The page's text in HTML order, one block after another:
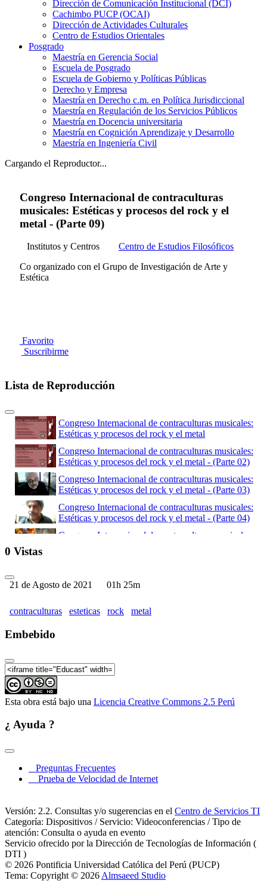
Dirección de Comunicación Institucional (DCI)
Cachimbo PUCP (OCAI)
Dirección de Actividades Culturales
Centro de Estudios Orientales
Posgrado
Maestría en Gerencia Social
Escuela de Posgrado
Escuela de Gobierno y Políticas Públicas
Derecho y Empresa
Maestría en Derecho c.m. en Política Jurisdiccional
Maestría en Regulación de los Servicios Públicos
Maestría en Docencia universitaria
Maestría en Cognición Aprendizaje y Desarrollo
Maestría en Ingeniería Civil
Cargando el Reproductor...
Congreso Internacional de contraculturas
musicales: Estéticas y procesos del rock y el
metal - (Parte 09)
Institutos y Centros
Centro de Estudios Filosóficos
Co organizado con el Grupo de Investigación de Arte y
Estética
Favorito
Suscribirme
Lista de Reproducción
Congreso Internacional de contraculturas musicales:
Estéticas y procesos del rock y el metal
Congreso Internacional de contraculturas musicales:
Estéticas y procesos del rock y el metal - (Parte 02)
Congreso Internacional de contraculturas musicales:
Estéticas y procesos del rock y el metal - (Parte 03)
Congreso Internacional de contraculturas musicales:
Estéticas y procesos del rock y el metal - (Parte 04)
Congreso Internacional de contraculturas musicales:
Congreso Internacional de contraculturas musicales:
Congreso Internacional de contraculturas musicales:
0 Vistas
21 de Agosto de 2021 01h 25m
contraculturas esteticas rock metal
Embebido
Esta obra está bajo una Licencia Creative Commons 2.5 Perú
¿ Ayuda ?
Preguntas Frecuentes
Prueba de Velocidad de Internet
Versión: 2.2. Consultas y/o sugerencias en el Centro de Servicios TI
Categoría: Dispositivos / Servicio: Videoconferencias / Tipo de
atención: Consulta o ayuda en evento
Servicio ofrecido por la Dirección de Tecnologías de Información (
DTI )
© 2026 Pontificia Universidad Católica del Perú (PUCP)
Tema: Copyright © 2026 Almsaeed Studio